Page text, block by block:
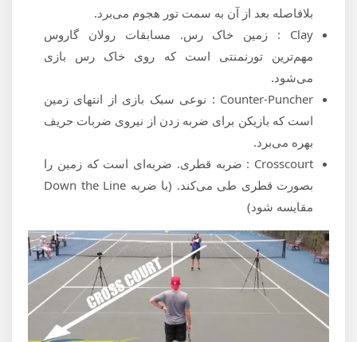
بلافاصله بعد از آن به سمت تور هجوم می‌برد.
Clay : زمین خاک رس. مسابقات رولان گاروس
مهم‌ترین تورنمنتی است که روی خاک رس بازی
می‌شود.
Counter-Puncher : نوعی سبک بازی از انتهای زمین
است که بازیکن برای ضربه زدن از نیروی ضربات حریف
بهره می‌برد.
Crosscourt : ضربه قطری. ضربه‌ای است که زمین را
بصورت قطری طی می‌کند. (با ضربه Down the Line
مقایسه شود)